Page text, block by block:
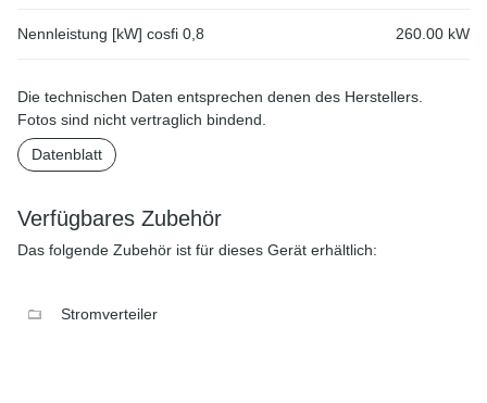
Nennleistung [kW] cosfi 0,8 260.00 kW
Die technischen Daten entsprechen denen des Herstellers.
Fotos sind nicht vertraglich bindend.
Datenblatt
Verfügbares Zubehör
Das folgende Zubehör ist für dieses Gerät erhältlich:
Stromverteiler